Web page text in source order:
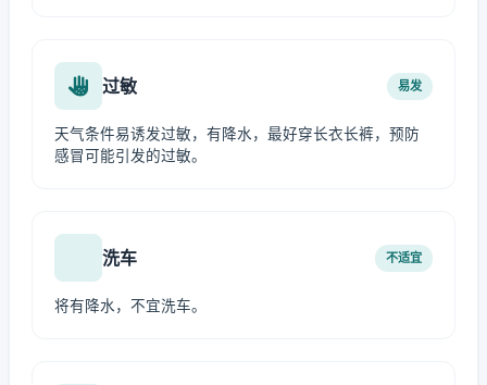
过敏 易发
天气条件易诱发过敏，有降水，最好穿长衣长裤，预防
感冒可能引发的过敏。
洗车 不适宜
将有降水，不宜洗车。